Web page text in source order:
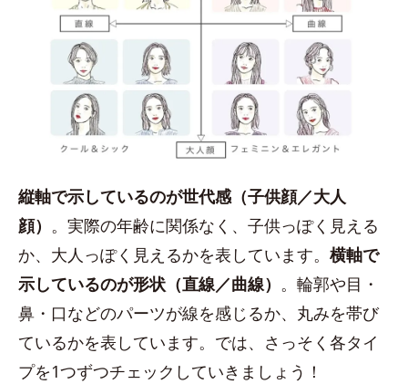
縦軸で示しているのが世代感（子供顔／大人
顔） 。実際の年齢に関係なく、子供っぽく見える
か、大人っぽく見えるかを表しています。 横軸で
示しているのが形状（直線／曲線） 。輪郭や目・
鼻・口などのパーツが線を感じるか、丸みを帯び
ているかを表しています。では、さっそく各タイ
プを1つずつチェックしていきましょう！